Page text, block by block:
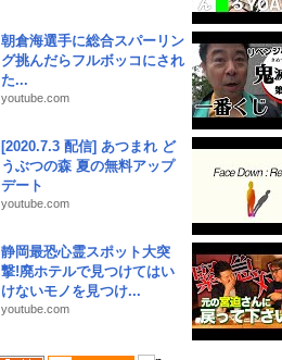
朝倉海選手に総合スパーリン
グ挑んだらフルボッコにされ
た...
youtube.com
[2020.7.3 配信] あつまれ ど
うぶつの森 夏の無料アップ
デート
youtube.com
静岡最恐心霊スポット大突
撃!廃ホテルで見つけてはい
けないモノを見つけ...
youtube.com